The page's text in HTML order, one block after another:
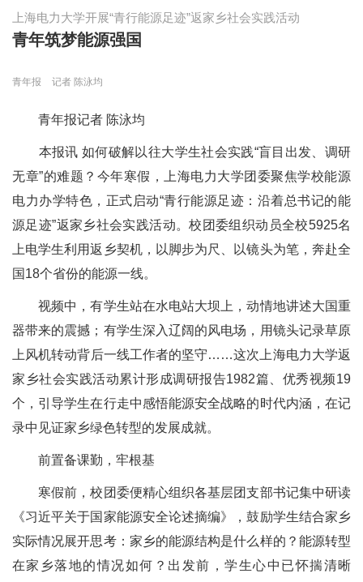
上海电力大学开展“青行能源足迹”返家乡社会实践活动
青年筑梦能源强国
青年报 记者 陈泳均
青年报记者 陈泳均
本报讯 如何破解以往大学生社会实践“盲目出发、调研
无章”的难题？今年寒假，上海电力大学团委聚焦学校能源
电力办学特色，正式启动“青行能源足迹：沿着总书记的能
源足迹”返家乡社会实践活动。校团委组织动员全校5925名
上电学生利用返乡契机，以脚步为尺、以镜头为笔，奔赴全
国18个省份的能源一线。
视频中，有学生站在水电站大坝上，动情地讲述大国重
器带来的震撼；有学生深入辽阔的风电场，用镜头记录草原
上风机转动背后一线工作者的坚守……这次上海电力大学返
家乡社会实践活动累计形成调研报告1982篇、优秀视频19
个，引导学生在行走中感悟能源安全战略的时代内涵，在记
录中见证家乡绿色转型的发展成就。
前置备课勤，牢根基
寒假前，校团委便精心组织各基层团支部书记集中研读
《习近平关于国家能源安全论述摘编》，鼓励学生结合家乡
实际情况展开思考：家乡的能源结构是什么样的？能源转型
在家乡落地的情况如何？出发前，学生心中已怀揣清晰